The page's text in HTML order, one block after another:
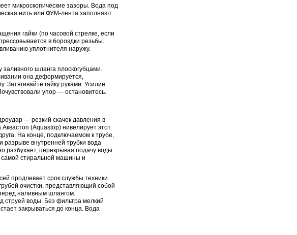
микроскопические зазоры. Вода под
нить или ФУМ-лента заполняют
гайки (по часовой стрелке, если
в бороздки резьбы.
уплотнителя наружу.
заливного шланга плоскогубцами.
она деформируется,
Затягивайте гайку руками. Усилие
упор — остановитесь.
— резкий скачок давления в
(Aquastop) нивелирует этот
На конце, подключаемом к трубе,
разрыве внутренней трубки вода
разбухает, перекрывая подачу воды.
самой стиральной машины и
продлевает срок службы техники.
очистки, представляющий собой
наливным шлангом.
струей воды. Без фильтра мелкий
закрываться до конца. Вода